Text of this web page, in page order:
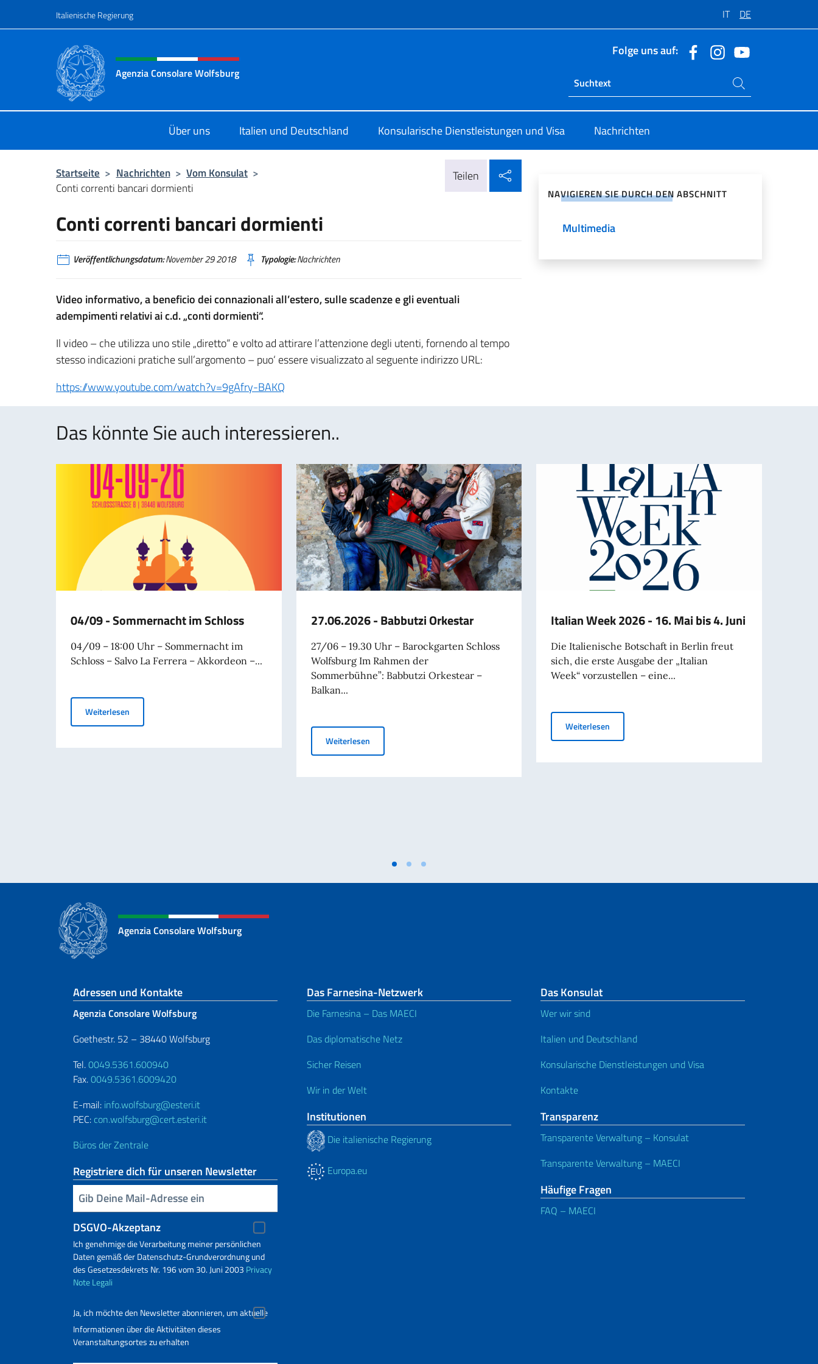
Italienische Regierung IT DE
Header-Site, Social und Menü
Agenzia Consolare Wolfsburg
Folge uns auf:
Ricerca sito live
Suchen Sie auf der Website
Über uns Italien und Deutschland Konsularische Dienstleistungen und Visa Nachrichten
Startseite > Nachrichten > Vom Konsulat >
Conti correnti bancari dormienti
Teilen
Conti correnti bancari dormienti
Veröffentlichungsdatum:November 29 2018 Typologie:Nachrichten
Video informativo, a beneficio dei connazionali all’estero, sulle scadenze e gli eventuali
adempimenti relativi ai c.d. „conti dormienti“.
Il video – che utilizza uno stile „diretto“ e volto ad attirare l’attenzione degli utenti, fornendo al tempo
stesso indicazioni pratiche sull’argomento – puo‘ essere visualizzato al seguente indirizzo URL:
https://www.youtube.com/watch?v=9gAfry-BAKQ
NAVIGIEREN SIE DURCH DEN ABSCHNITT
Multimedia
Das könnte Sie auch interessieren..
04/09 - Sommernacht im Schloss
04/09 – 18:00 Uhr – Sommernacht im
Schloss – Salvo La Ferrera – Akkordeon –...
Weiterlesen
27.06.2026 - Babbutzi Orkestar
27/06 – 19.30 Uhr – Barockgarten Schloss
Wolfsburg Im Rahmen der
Sommerbühne”: Babbutzi Orkestear –
Balkan...
Weiterlesen27.06.2026 - Babbutzi Orkestar
Italian Week 2026 - 16. Mai bis 4. Juni
Die Italienische Botschaft in Berlin freut
sich, die erste Ausgabe der „Italian
Week“ vorzustellen – eine...
Weiterlesen
Agenzia Consolare Wolfsburg
Fußbereich
Adressen und Kontakte
Agenzia Consolare Wolfsburg
Goethestr. 52 – 38440 Wolfsburg
Tel.0049.5361.600940
Fax.0049.5361.6009420
E-mail: info.wolfsburg@esteri.it
PEC: con.wolfsburg@cert.esteri.it
Büros der Zentrale
Registriere dich für unseren Newsletter
Geben Sie Ihre E-Mail ein
DSGVO-Akzeptanz
Ich genehmige die Verarbeitung meiner persönlichen
Daten gemäß der Datenschutz-Grundverordnung und
des Gesetzesdekrets Nr. 196 vom 30. Juni 2003 Privacy
Note Legali
Ja, ich möchte den Newsletter abonnieren, um aktuelle
Informationen über die Aktivitäten dieses
Veranstaltungsortes zu erhalten
Das Farnesina-Netzwerk
Die Farnesina – Das MAECI
Das diplomatische Netz
Sicher Reisen
Wir in der Welt
Institutionen
Die italienische Regierung
Europa.eu
Das Konsulat
Wer wir sind
Italien und Deutschland
Konsularische Dienstleistungen und Visa
Kontakte
Transparenz
Transparente Verwaltung – Konsulat
Transparente Verwaltung – MAECI
Häufige Fragen
FAQ – MAECI